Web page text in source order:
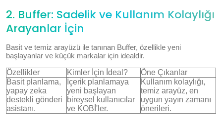
2. Buffer: Sadelik ve Kullanım Kolaylığı
Arayanlar İçin
Basit ve temiz arayüzü ile tanınan Buffer, özellikle yeni
başlayanlar ve küçük markalar için idealdir.
Özellikler
Kimler İçin İdeal?
Öne Çıkanlar
Basit planlama,
yapay zeka
destekli gönderi
asistanı.
İçerik planlamaya
yeni başlayan
bireysel kullanıcılar
ve KOBİ'ler.
Kullanım kolaylığı,
temiz arayüz, en
uygun yayın zamanı
önerileri.